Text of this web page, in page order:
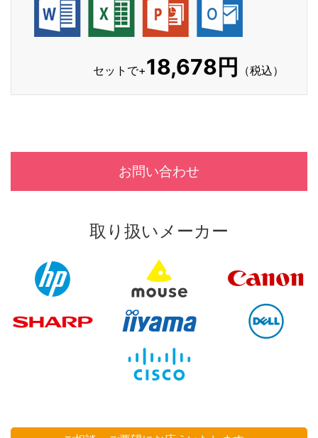
セットで+18,678円 （税込）
お問い合わせ
取り扱いメーカー